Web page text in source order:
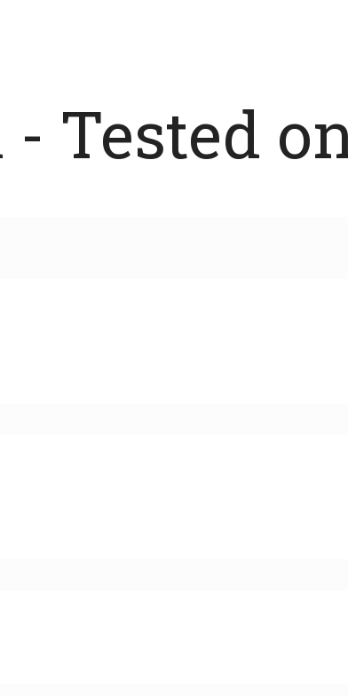
Tested